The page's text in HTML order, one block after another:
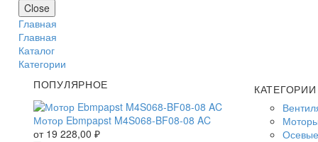
Close
Главная
Главная
Каталог
Категории
ПОПУЛЯРНОЕ
Мотор Ebmpapst M4S068-BF08-08 AC
от 19 228,00 ₽
КАТЕГОРИИ